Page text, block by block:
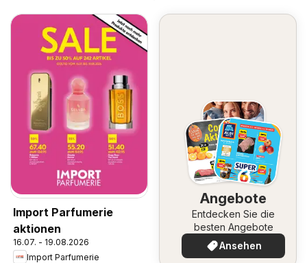
Import Parfumerie
aktionen
16.07. - 19.08.2026
Import Parfumerie
Angebote
Entdecken Sie die
besten Angebote
Ansehen